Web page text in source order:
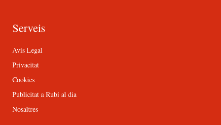
Serveis
Avís Legal
Privacitat
Cookies
Publicitat a Rubí al dia
Nosaltres